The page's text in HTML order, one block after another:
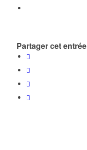
Partager cet entrée